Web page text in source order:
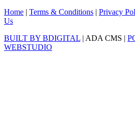
Home | Terms & Conditions | Privacy
Us
BUILT BY BDIGITAL | ADA CMS |
WEBSTUDIO